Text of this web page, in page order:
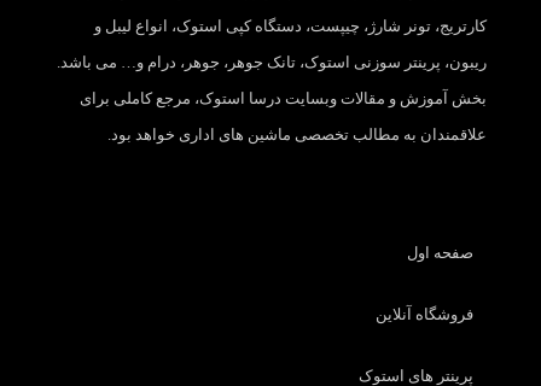
کارتریج، تونر شارژ، چیپست، دستگاه کپی استوک، انواع لیبل و
ریبون، پرینتر سوزنی استوک، تانک جوهر، جوهر، درام و… می باشد.
بخش آموزش و مقالات وبسایت درسا استوک، مرجع کاملی برای
علاقمندان به مطالب تخصصی ماشین های اداری خواهد بود.
صفحه اول
فروشگاه آنلاین
پرینتر های استوک